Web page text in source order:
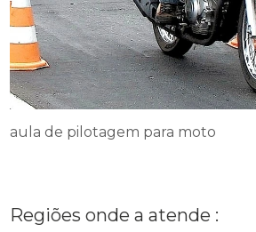
aula de pilotagem para moto
Regiões onde a atende :